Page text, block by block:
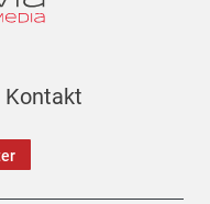
Kontakt